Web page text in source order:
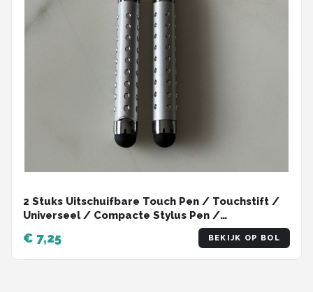
2 Stuks Uitschuifbare Touch Pen / Touchstift /
Universeel / Compacte Stylus Pen /
Touchscreen Pen / Tablet & Telefoon Touch
Stift - Zilver
€ 7,25 BEKIJK OP BOL